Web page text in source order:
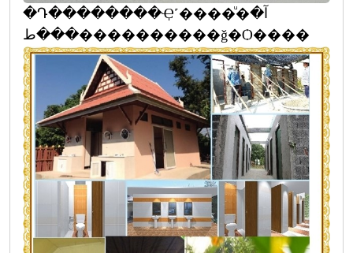
�Դ��������Ҿ˹����ͧ�آ�
���ط����������ǧ�Ѻ����